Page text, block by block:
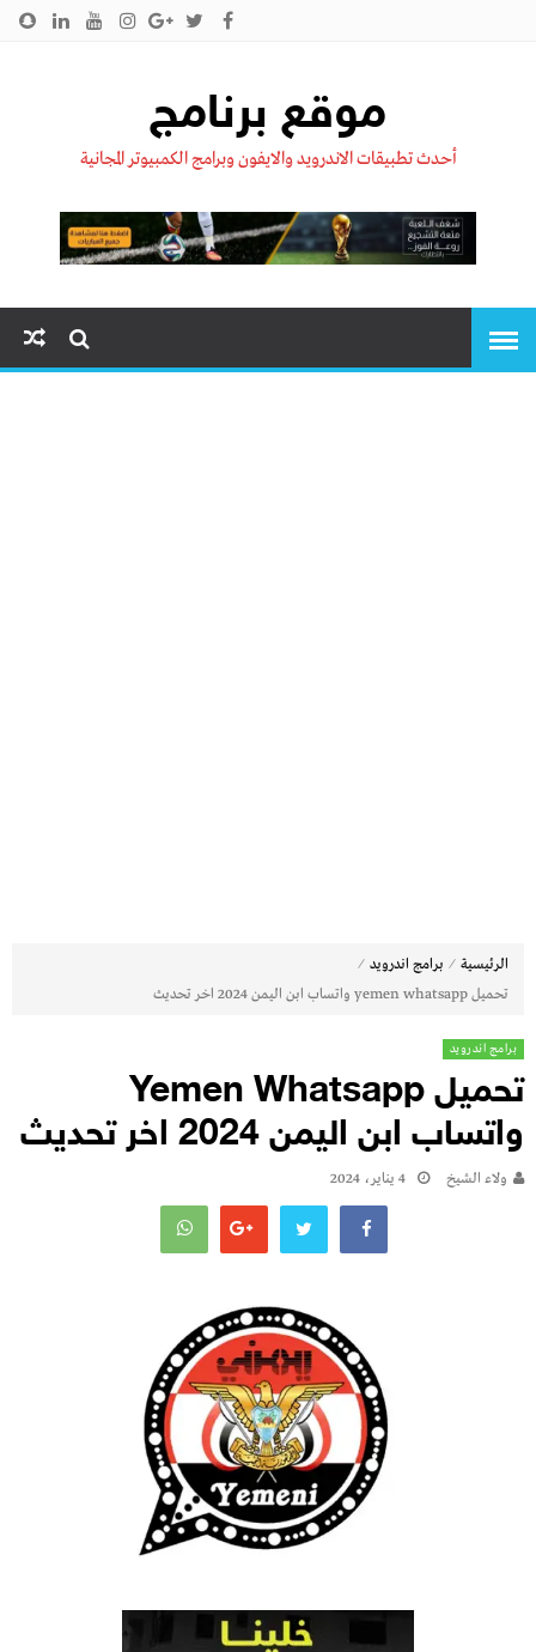
موقع برنامج
أحدث تطبيقات الاندرويد والايفون وبرامج الكمبيوتر المجانية
الرئيسية ⁄ برامج اندرويد ⁄
تحميل yemen whatsapp واتساب ابن اليمن 2024 اخر تحديث
برامج اندرويد
تحميل Yemen Whatsapp
واتساب ابن اليمن 2024 اخر تحديث
ولاء الشيخ 4 يناير، 2024